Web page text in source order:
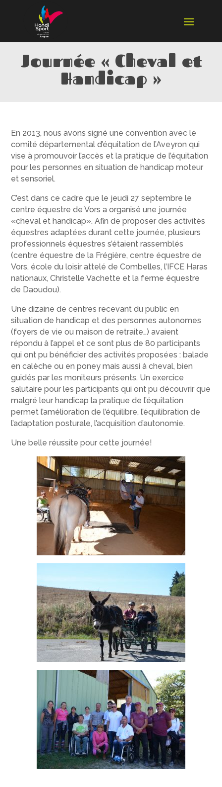
Journée « Cheval et
Handicap »
En 2013, nous avons signé une convention avec le
comité départemental d’équitation de l’Aveyron qui
vise à promouvoir l’accès et la pratique de l’équitation
pour les personnes en situation de handicap moteur
et sensoriel.
C’est dans ce cadre que le jeudi 27 septembre le
centre équestre de Vors a organisé une journée
«cheval et handicap». Afin de proposer des activités
équestres adaptées durant cette journée, plusieurs
professionnels équestres s’étaient rassemblés
(centre équestre de la Frégière, centre équestre de
Vors, école du loisir attelé de Combelles, l’IFCE Haras
nationaux, Christelle Vachette et la ferme équestre
de Daoudou).
Une dizaine de centres recevant du public en
situation de handicap et des personnes autonomes
(foyers de vie ou maison de retraite…) avaient
répondu à l’appel et ce sont plus de 80 participants
qui ont pu bénéficier des activités proposées : balade
en calèche ou en poney mais aussi à cheval, bien
guidés par les moniteurs présents. Un exercice
salutaire pour les participants qui ont pu découvrir que
malgré leur handicap la pratique de l’équitation
permet l’amélioration de l’équilibre, l’équilibration de
l’adaptation posturale, l’acquisition d’autonomie.
Une belle réussite pour cette journée!